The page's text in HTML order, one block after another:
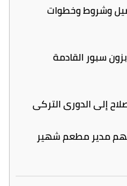
2026.. التفاصيل وشروط وخطوات
سبور القادمة
إلى الدوري التركي
مدير مطعم شهير